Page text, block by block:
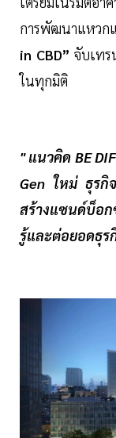
การพัฒนาแหวก
in CBD” จับเท
ในทุกมิติ
" แนวคิด BE
Gen ใหม่ ธุรกิ
สร้างแซนด์บ็อก
รู้และต่อยอดธุ